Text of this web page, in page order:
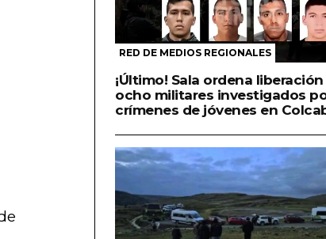
RED DE MEDIOS REGIONALES
¡Último! Sala ordena
ocho militares investigados
crímenes de jóvenes en